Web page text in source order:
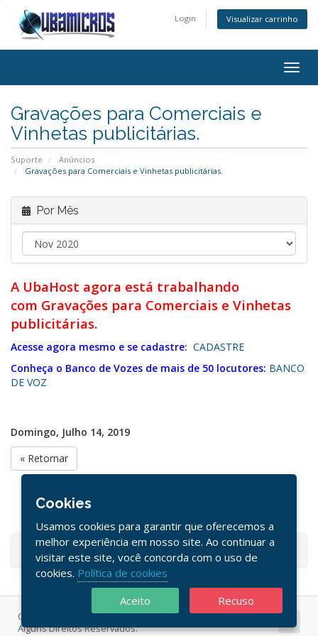
Login Visualizar carrinho
Gravações para Comerciais e
Vinhetas publicitárias.
Suporte
Anúncios
Gravações para Comerciais e Vinhetas publicitárias.
Por Mês
A UbaHost agora está trabalhando
com Gravações para Comerciais e Vinhetas
publicitárias.
Acesse agora mesmo e se cadastre: CADASTRE
Conheça o Banco de Vozes de mais de 50 locutores: BANCO
DE VOZ
Domingo, Julho 14, 2019
« Retornar
Suporte
Copyright © 2026 UBAHOST - UBAMICROS INFORMÁTICA.
Alguns Direitos Reservados.
Cookies
Usamos cookies para garantir que oferecemos a
melhor experiência em nosso site. Ao continuar a
visitar este site, você concorda com o uso de
cookies. Política de cookies
Aceito
Recuso